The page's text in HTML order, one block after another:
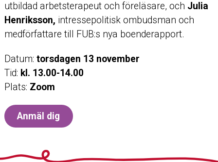
utbildad arbetsterapeut och föreläsare, och Julia
Henriksson, intressepolitisk ombudsman och
medförfattare till FUB:s nya boenderapport.
Datum: torsdagen 13 november
Tid: kl. 13.00-14.00
Plats: Zoom
Anmäl dig